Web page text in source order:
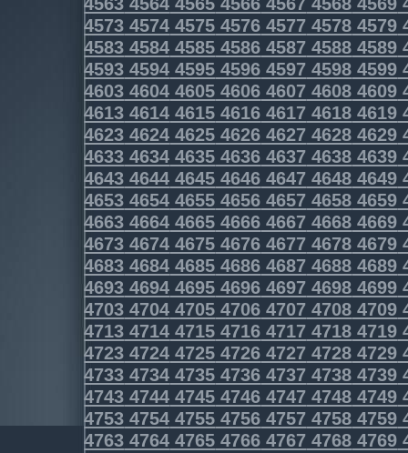
4573 4574 4575 4576 4577 4578 4579
4583 4584 4585 4586 4587 4588 4589
4593 4594 4595 4596 4597 4598 4599
4603 4604 4605 4606 4607 4608 4609
4613 4614 4615 4616 4617 4618 4619
4623 4624 4625 4626 4627 4628 4629
4633 4634 4635 4636 4637 4638 4639
4643 4644 4645 4646 4647 4648 4649
4653 4654 4655 4656 4657 4658 4659
4663 4664 4665 4666 4667 4668 4669
4673 4674 4675 4676 4677 4678 4679
4683 4684 4685 4686 4687 4688 4689
4693 4694 4695 4696 4697 4698 4699
4703 4704 4705 4706 4707 4708 4709
4713 4714 4715 4716 4717 4718 4719
4723 4724 4725 4726 4727 4728 4729
4733 4734 4735 4736 4737 4738 4739
4743 4744 4745 4746 4747 4748 4749
4753 4754 4755 4756 4757 4758 4759
4763 4764 4765 4766 4767 4768 4769